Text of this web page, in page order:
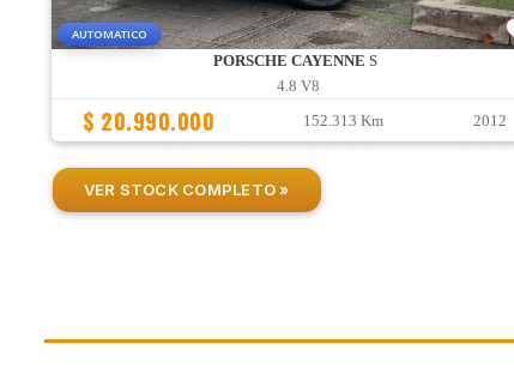
AUTOMATICO
PORSCHE CAYENNE S
4.8 V8
$ 20.990.000 152.313 Km 2012
VER STOCK COMPLETO »